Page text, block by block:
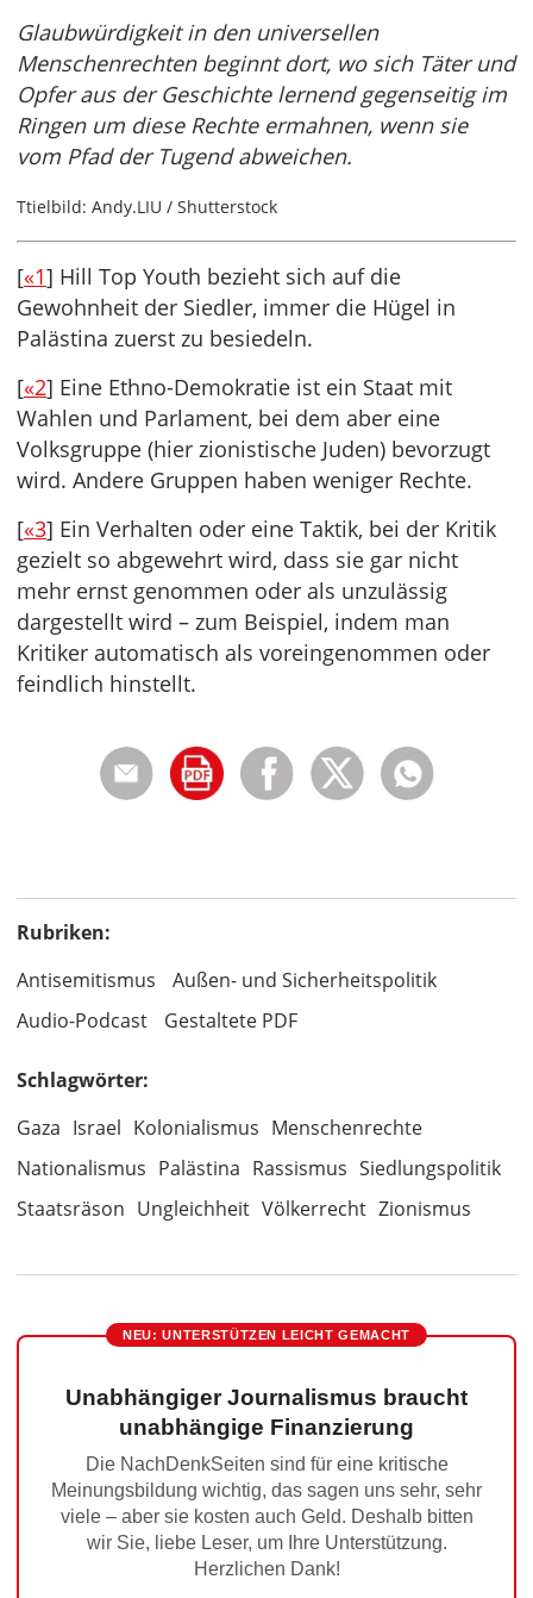
Glaubwürdigkeit in den universellen
Menschenrechten beginnt dort, wo sich Täter und
Opfer aus der Geschichte lernend gegenseitig im
Ringen um diese Rechte ermahnen, wenn sie
vom Pfad der Tugend abweichen.
Ttielbild: Andy.LIU / Shutterstock
[«1] Hill Top Youth bezieht sich auf die
Gewohnheit der Siedler, immer die Hügel in
Palästina zuerst zu besiedeln.
[«2] Eine Ethno-Demokratie ist ein Staat mit
Wahlen und Parlament, bei dem aber eine
Volksgruppe (hier zionistische Juden) bevorzugt
wird. Andere Gruppen haben weniger Rechte.
[«3] Ein Verhalten oder eine Taktik, bei der Kritik
gezielt so abgewehrt wird, dass sie gar nicht
mehr ernst genommen oder als unzulässig
dargestellt wird – zum Beispiel, indem man
Kritiker automatisch als voreingenommen oder
feindlich hinstellt.
Rubriken:
Antisemitismus
Außen- und Sicherheitspolitik
Audio-Podcast
Gestaltete PDF
Schlagwörter:
Gaza Israel Kolonialismus Menschenrechte
Nationalismus Palästina Rassismus Siedlungspolitik
Staatsräson Ungleichheit Völkerrecht Zionismus
NEU: UNTERSTÜTZEN LEICHT GEMACHT
Unabhängiger Journalismus braucht
unabhängige Finanzierung
Die NachDenkSeiten sind für eine kritische
Meinungsbildung wichtig, das sagen uns sehr, sehr
viele – aber sie kosten auch Geld. Deshalb bitten
wir Sie, liebe Leser, um Ihre Unterstützung.
Herzlichen Dank!